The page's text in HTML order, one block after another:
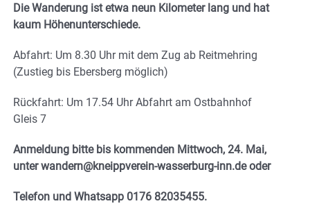
Die Wanderung ist etwa neun Kilometer lang und hat
kaum Höhenunterschiede.
Abfahrt: Um 8.30 Uhr mit dem Zug ab Reitmehring
(Zustieg bis Ebersberg möglich)
Rückfahrt: Um 17.54 Uhr Abfahrt am Ostbahnhof
Gleis 7
Anmeldung bitte bis kommenden Mittwoch, 24. Mai,
unter wandern@kneippverein-wasserburg-inn.de oder
Telefon und Whatsapp 0176 82035455.